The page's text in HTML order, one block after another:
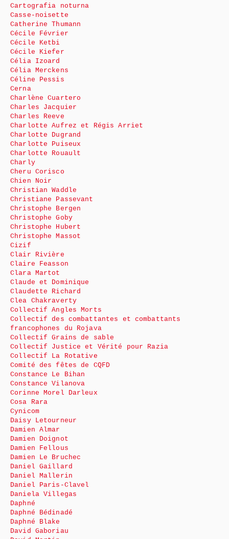
Cartografia noturna
Casse-noisette
Catherine Thumann
Cécile Février
Cécile Ketbi
Cécile Kiefer
Célia Izoard
Célia Merckens
Céline Pessis
Cerna
Charlène Cuartero
Charles Jacquier
Charles Reeve
Charlotte Aufrez et Régis Arriet
Charlotte Dugrand
Charlotte Puiseux
Charlotte Rouault
Charly
Cheru Corisco
Chien Noir
Christian Waddle
Christiane Passevant
Christophe Bergen
Christophe Goby
Christophe Hubert
Christophe Massot
Cizif
Clair Rivière
Claire Feasson
Clara Martot
Claude et Dominique
Claudette Richard
Clea Chakraverty
Collectif Angles Morts
Collectif des combattantes et combattants
francophones du Rojava
Collectif Grains de sable
Collectif Justice et Vérité pour Razia
Collectif La Rotative
Comité des fêtes de CQFD
Constance Le Bihan
Constance Vilanova
Corinne Morel Darleux
Cosa Rara
Cynicom
Daisy Letourneur
Damien Almar
Damien Doignot
Damien Fellous
Damien Le Bruchec
Daniel Gaillard
Daniel Mallerin
Daniel Paris-Clavel
Daniela Villegas
Daphné
Daphné Bédinadé
Daphné Blake
David Gaboriau